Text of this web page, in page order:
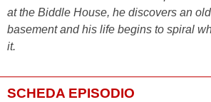
at the Biddle House, he discovers an
basement and his life begins to spiral
it.
SCHEDA EPISODIO